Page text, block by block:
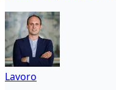
Lavoro